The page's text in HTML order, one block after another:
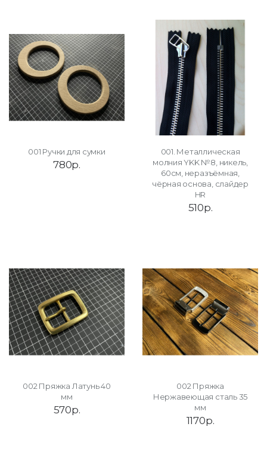
001 Ручки для сумки
780р.
001. Металлическая
молния YKK №8, никель,
60см, неразъёмная,
чёрная основа, слайдер
HR
510р.
002 Пряжка Латунь 40
мм
570р.
002 Пряжка
Нержавеющая сталь 35
мм
1170р.